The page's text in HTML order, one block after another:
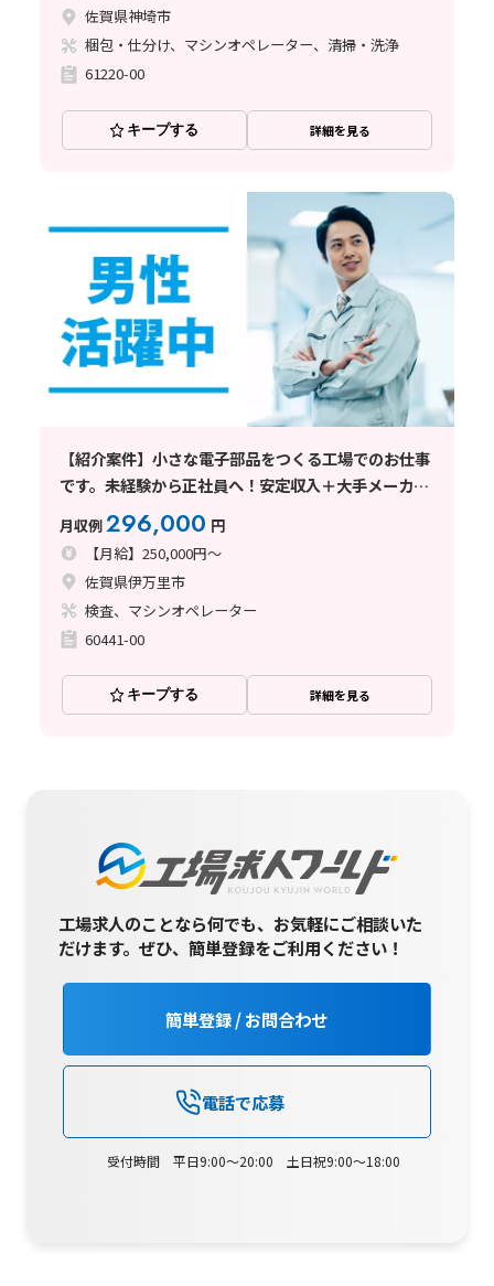
佐賀県神埼市
梱包・仕分け、マシンオペレーター、清掃・洗浄
61220-00
キープする 詳細を見る
【紹介案件】小さな電子部品をつくる工場でのお仕事
です。未経験から正社員へ！安定収入＋大手メーカー
勤務が叶うお仕事です！
月収例296,000 円
【月給】250,000円～
佐賀県伊万里市
検査、マシンオペレーター
60441-00
キープする 詳細を見る
工場求人のことなら何でも、お気軽にご相談いた
だけます。ぜひ、簡単登録をご利用ください！
簡単登録 / お問合わせ
電話で応募
受付時間 平日9:00～20:00 土日祝9:00～18:00